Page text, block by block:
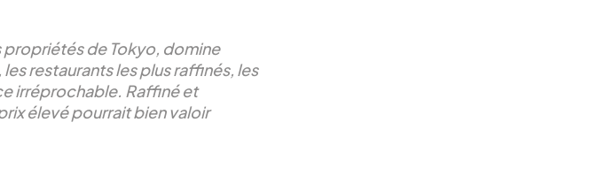
propriétés de Tokyo, domine
restaurants les plus raffinés, les
irréprochable. Raffiné et
élevé pourrait bien valoir